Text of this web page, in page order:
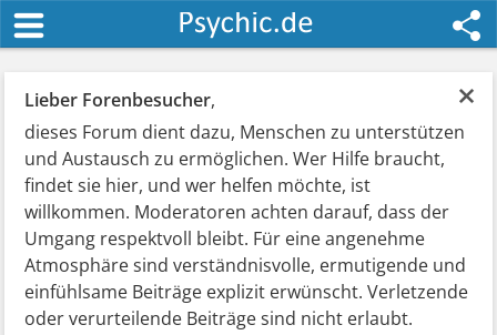
×
Lieber Forenbesucher,
dieses Forum dient dazu, Menschen zu unterstützen
und Austausch zu ermöglichen. Wer Hilfe braucht,
findet sie hier, und wer helfen möchte, ist
willkommen. Moderatoren achten darauf, dass der
Umgang respektvoll bleibt. Für eine angenehme
Atmosphäre sind verständnisvolle, ermutigende und
einfühlsame Beiträge explizit erwünscht. Verletzende
oder verurteilende Beiträge sind nicht erlaubt.